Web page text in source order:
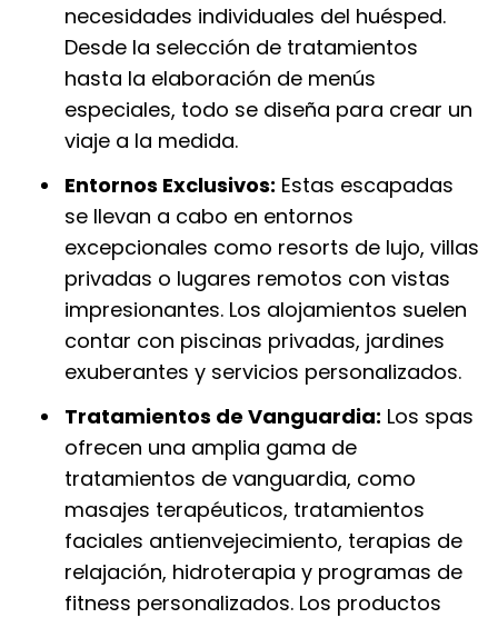
necesidades individuales del huésped.
Desde la selección de tratamientos
hasta la elaboración de menús
especiales, todo se diseña para crear un
viaje a la medida.
Entornos Exclusivos: Estas escapadas
se llevan a cabo en entornos
excepcionales como resorts de lujo, villas
privadas o lugares remotos con vistas
impresionantes. Los alojamientos suelen
contar con piscinas privadas, jardines
exuberantes y servicios personalizados.
Tratamientos de Vanguardia: Los spas
ofrecen una amplia gama de
tratamientos de vanguardia, como
masajes terapéuticos, tratamientos
faciales antienvejecimiento, terapias de
relajación, hidroterapia y programas de
fitness personalizados. Los productos